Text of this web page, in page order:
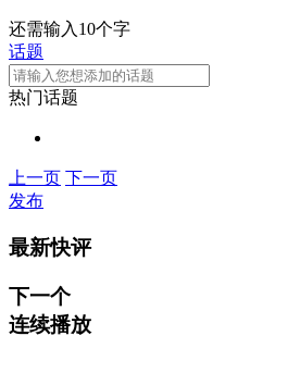
还需输入10个字
话题
热门话题
上一页 下一页
发布
最新快评
下一个
连续播放